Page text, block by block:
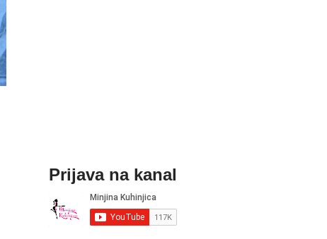
Prijava na kanal